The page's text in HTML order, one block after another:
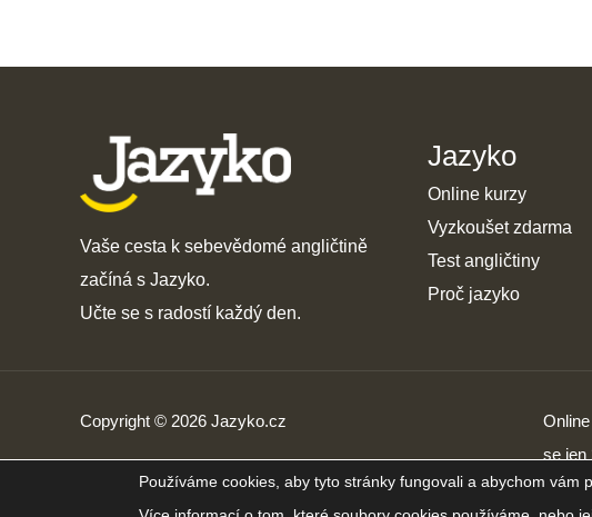
Vaše cesta k sebevědomé angličtině
začíná s Jazyko.
Učte se s radostí každý den.
Jazyko
Online kurzy
Vyzkoušet zdarma
Test angličtiny
Proč jazyko
Copyright © 2026 Jazyko.cz
se jen
Používáme cookies, aby tyto stránky fungovali a abychom vám